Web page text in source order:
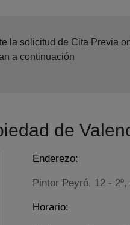
la solicitud de Cita Previa
a continuación
de
Enderezo:
Pintor Peyró, 12 - 2º,
Horario: